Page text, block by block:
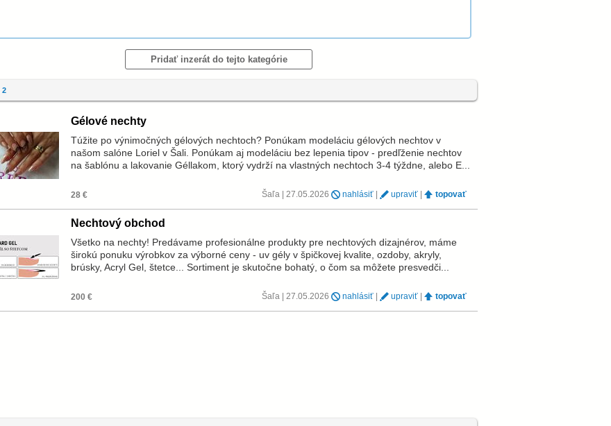
Pridať inzerát do tejto kategórie
2
Gélové nechty
Túžite po výnimočných gélových nechtoch? Ponúkam modeláciu gélových nechtov v
našom salóne Loriel v Šali. Ponúkam aj modeláciu bez lepenia tipov - predľženie nechtov
na šablónu a lakovanie Géllakom, ktorý vydrží na vlastných nechtoch 3-4 týždne, alebo E...
28 € Šaľa | 27.05.2026 nahlásiť upraviť topovať
Nechtový obchod
Všetko na nechty! Predávame profesionálne produkty pre nechtových dizajnérov, máme
širokú ponuku výrobkov za výborné ceny - uv gély v špičkovej kvalite, ozdoby, akryly,
brúsky, Acryl Gel, štetce... Sortiment je skutočne bohatý, o čom sa môžete presvedči...
200 € Šaľa | 27.05.2026 nahlásiť upraviť topovať